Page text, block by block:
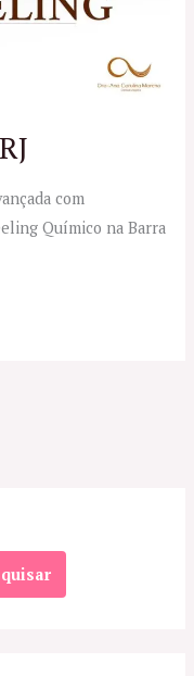
com
Químico na Barra